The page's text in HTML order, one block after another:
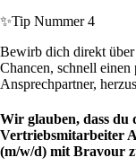
✨Tip Nummer 4
Bewirb dich direkt über
Chancen, schnell
Ansprechpartner,
Wir glauben, dass du
Vertriebsmitarbeiter
(m/w/d) mit Bravour